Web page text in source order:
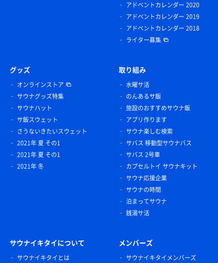
アドベントカレンダー 2020
アドベントカレンダー 2019
アドベントカレンダー 2018
ライター募集
グッズ
オンラインストア
サウナグッズ特集
サウナハット
サ飯スウェット
さうないきたいスウェット
2021年 夏 その1
2021年 夏 その1
2021年 冬
取り組み
水曜サ活
のんあるサ飯
施設のおすすめサウナ飯
アプリ作ります
サウナ楽しむ検索
サバス 移動型サウナバス
サバス 2号車
カプセルトイ サウナキット
サウナ応援企業
サウナの時間
泊まってサウナ
銭湯サ活
サウナイキタイについて
サウナイキタイとは
メンバーズ
サウナイキタイメンバーズ